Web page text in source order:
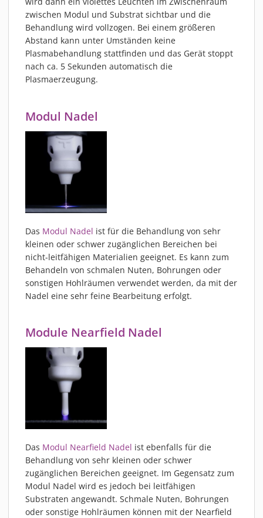
zwischen Modul und Substrat sichtbar und die
Behandlung wird vollzogen. Bei einem größeren
Abstand kann unter Umständen keine
Plasmabehandlung stattfinden und das Gerät stoppt
nach ca. 5 Sekunden automatisch die
Plasmaerzeugung.
Modul Nadel
Das Modul Nadel ist für die Behandlung von sehr
kleinen oder schwer zugänglichen Bereichen bei
nicht-leitfähigen Materialien geeignet. Es kann zum
Behandeln von schmalen Nuten, Bohrungen oder
sonstigen Hohlräumen verwendet werden, da mit der
Nadel eine sehr feine Bearbeitung erfolgt.
Module Nearfield Nadel
Das Modul Nearfield Nadel ist ebenfalls für die
Behandlung von sehr kleinen oder schwer
zugänglichen Bereichen geeignet. Im Gegensatz zum
Modul Nadel wird es jedoch bei leitfähigen
Substraten angewandt. Schmale Nuten, Bohrungen
oder sonstige Hohlräumen können mit der Nearfield